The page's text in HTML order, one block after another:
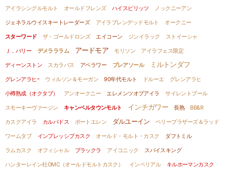
アイラシングルモルト
オールドフレンズ ハイスピリッツ
ノックニーアン
ジェネラルウイスキートレーダーズ
アイラブレンデッドモルト
オークニー
スターワード
ザ・ゴールドロンズ エイコーン ジンイラック
ストイーシャ
Ｊ．バリー
デメラララム アードモア モリソン
アイラフェス限定
ディーンストン
スカラバス アベラワー ブレアソール ミルトンダフ
グレンアラヒｰ ウィルソン＆モーガン 90年代モルト ドルーエ
グレンアラヒ
小樽熟成（オクタブ）
アンオークニー エレメンツオブアイラ
サイレントプール
スモーキーヴァージン
キャンベルタウンモルト インチガワー 長熟
BB&R
カスクアイラ
カルバドス ポートエレン ダルユーイン
ベリーブラザーズ＆ラッド
ワームタブ
インプレッシブカスク オールド・モルト・カスク
ダフトミル
ラムカスク
オフィシャル ブラックラ アイコニック
スパイスキング
ハンターレイン社OMC（オールドモルトカスク）
インペリアル
キルホーマンカスク